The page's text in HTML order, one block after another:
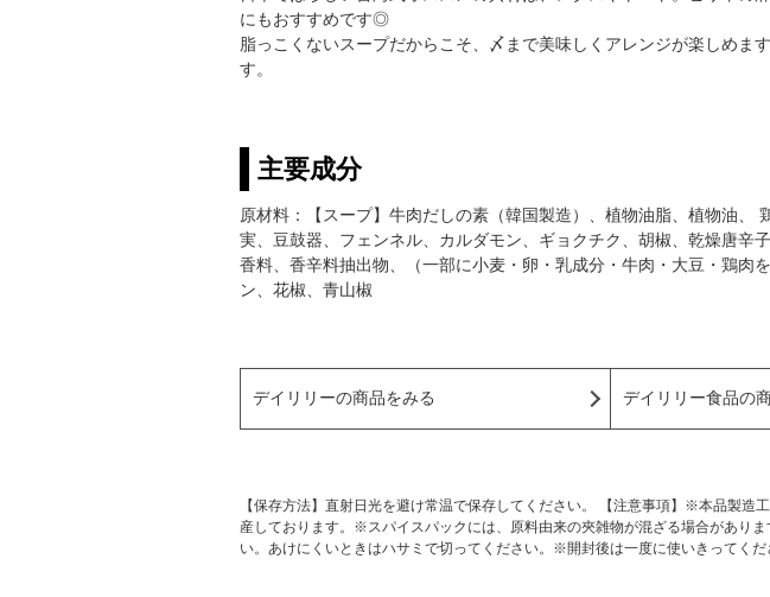
にもおすすめです◎
脂っこくないスープだからこそ、〆まで美味しくアレンジが楽しめま
す。
主要成分
原材料：【スープ】牛肉だしの素（韓国製造）、植物油脂、植物油
実、豆鼓器、フェンネル、カルダモン、ギョクチク、胡椒、乾燥唐辛
香料、香辛料抽出物、（一部に小麦・卵・乳成分・牛肉・大豆・鶏肉
ン、花椒、青山椒
デイリリーの商品をみる デイリリー食品の
【保存方法】直射日光を避け常温で保存してください。 【注意事項】※本品製
産しております。※スパイスパックには、原料由来の夾雑物が混ざる場合があり
い。あけにくいときはハサミで切ってください。※開封後は一度に使いきってくだ